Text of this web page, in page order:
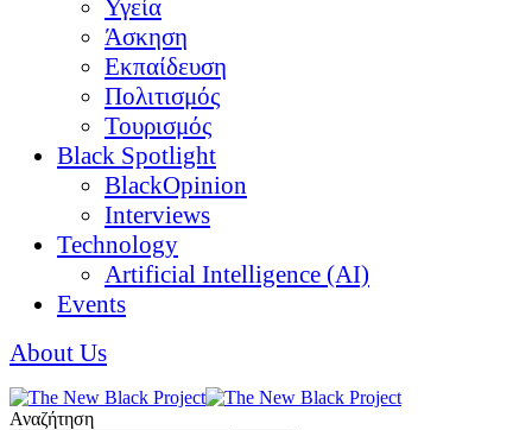
Υγεία
Άσκηση
Εκπαίδευση
Πολιτισμός
Τουρισμός
Black Spotlight
BlackOpinion
Interviews
Technology
Artificial Intelligence (AI)
Events
About Us
Αναζήτηση